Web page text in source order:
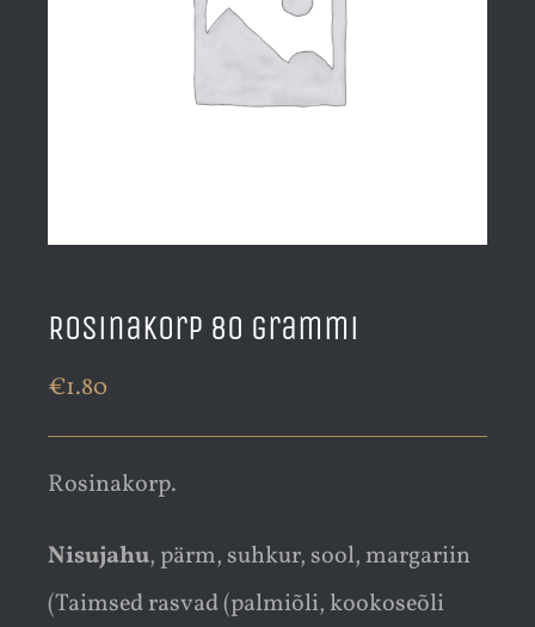
Rosinakorp 80 grammi
€1.80
Rosinakorp.
Nisujahu, pärm, suhkur, sool, margariin
(Taimsed rasvad (palmiõli, kookoseõli